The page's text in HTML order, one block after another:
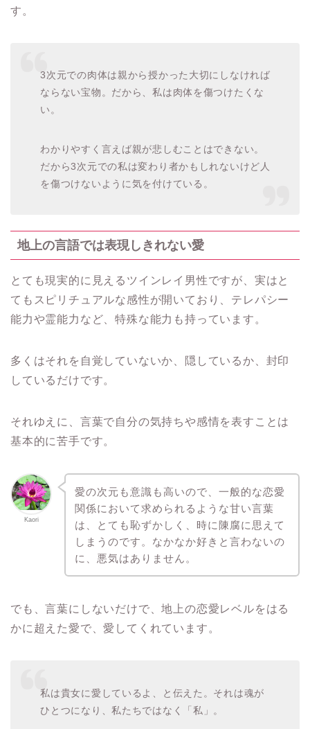
す。
3次元での肉体は親から授かった大切にしなければ
ならない宝物。だから、私は肉体を傷つけたくな
い。
わかりやすく言えば親が悲しむことはできない。
だから3次元での私は変わり者かもしれないけど人
を傷つけないように気を付けている。
地上の言語では表現しきれない愛
とても現実的に見えるツインレイ男性ですが、実はと
てもスピリチュアルな感性が開いており、テレパシー
能力や霊能力など、特殊な能力も持っています。
多くはそれを自覚していないか、隠しているか、封印
しているだけです。
それゆえに、言葉で自分の気持ちや感情を表すことは
基本的に苦手です。
Kaori
愛の次元も意識も高いので、一般的な恋愛
関係において求められるような甘い言葉
は、とても恥ずかしく、時に陳腐に思えて
しまうのです。なかなか好きと言わないの
に、悪気はありません。
でも、言葉にしないだけで、地上の恋愛レベルをはる
かに超えた愛で、愛してくれています。
私は貴女に愛しているよ、と伝えた。それは魂が
ひとつになり、私たちではなく「私」。